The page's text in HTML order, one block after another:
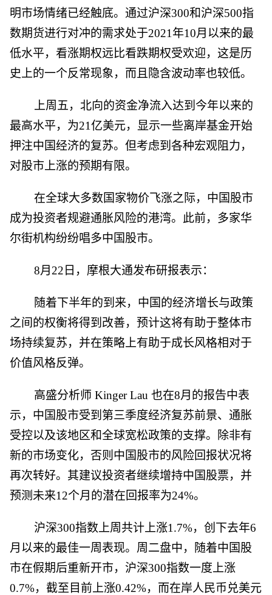
明市场情绪已经触底。通过沪深300和沪深500指
数期货进行对冲的需求处于2021年10月以来的最
低水平，看涨期权远比看跌期权受欢迎，这是历
史上的一个反常现象，而且隐含波动率也较低。
上周五，北向的资金净流入达到今年以来的
最高水平，为21亿美元，显示一些离岸基金开始
押注中国经济的复苏。但考虑到各种宏观阻力，
对股市上涨的预期有限。
在全球大多数国家物价飞涨之际，中国股市
成为投资者规避通胀风险的港湾。此前，多家华
尔街机构纷纷唱多中国股市。
8月22日，摩根大通发布研报表示：
随着下半年的到来，中国的经济增长与政策
之间的权衡将得到改善，预计这将有助于整体市
场持续复苏，并在策略上有助于成长风格相对于
价值风格反弹。
高盛分析师 Kinger Lau 也在8月的报告中表
示，中国股市受到第三季度经济复苏前景、通胀
受控以及该地区和全球宽松政策的支撑。除非有
新的市场变化，否则中国股市的风险回报状况将
再次转好。其建议投资者继续增持中国股票，并
预测未来12个月的潜在回报率为24%。
沪深300指数上周共计上涨1.7%，创下去年6
月以来的最佳一周表现。周二盘中，随着中国股
市在假期后重新开市，沪深300指数一度上涨
0.7%，截至目前上涨0.42%，而在岸人民币兑美元